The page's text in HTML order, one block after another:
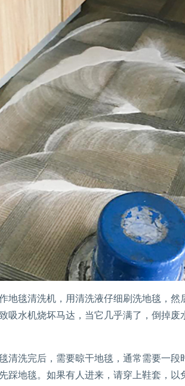
地毯清洗机，用清洗液仔细刷洗地毯，然
吸水机烧坏马达，当它几乎满了，倒掉废
清洗完后，需要晾干地毯，通常需要一段
踩地毯。如果有人进来，请穿上鞋套，以